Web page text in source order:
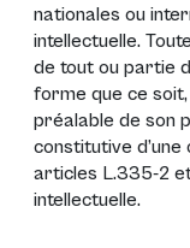
nationales ou
intellectuelle.
de tout ou partie
forme que ce
préalable de son
constitutive
articles L.335-2
intellectuelle.